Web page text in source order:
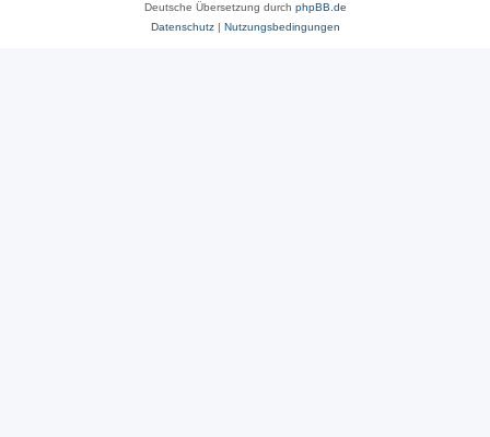
Deutsche Übersetzung durch phpBB.de
Datenschutz| Nutzungsbedingungen